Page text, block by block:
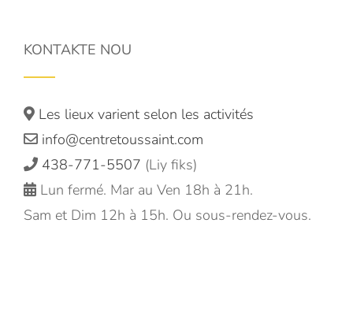
KONTAKTE NOU
Les lieux varient selon les activités
info@centretoussaint.com
438-771-5507 (Liy fiks)
Lun fermé. Mar au Ven 18h à 21h.
Sam et Dim 12h à 15h. Ou sous-rendez-vous.